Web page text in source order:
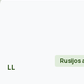
Žlugs ir dar
LL
Rusijos